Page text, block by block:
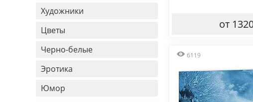
Художники
Цветы
Черно-белые
Эротика
Юмор
от
6119